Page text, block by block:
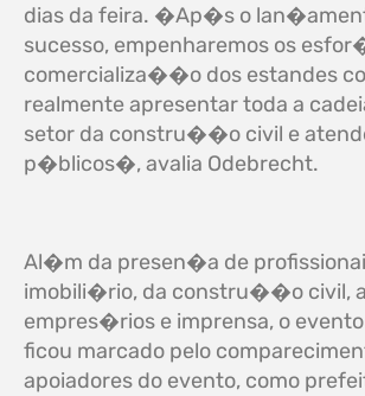
dias da feira. �Ap�s o
sucesso, empenharemos os
comercializa��o dos estandes
realmente apresentar toda a
setor da constru��o civil e
p�blicos�, avalia Odebrecht.
Al�m da presen�a de
imobili�rio, da constru��o civil,
empres�rios e imprensa, o
ficou marcado pelo
apoiadores do evento, como